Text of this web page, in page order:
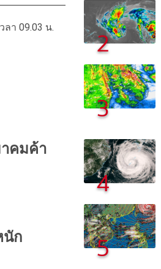
า 09.03 น.
คมค้า
นัก
2
3
4
5